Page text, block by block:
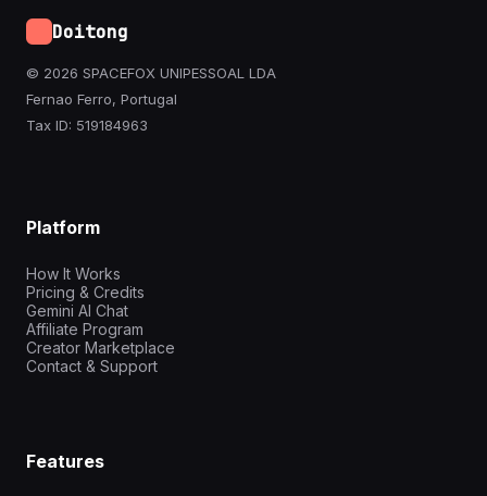
Doitong
© 2026 SPACEFOX UNIPESSOAL LDA
Fernao Ferro, Portugal
Tax ID: 519184963
Platform
How It Works
Pricing & Credits
Gemini AI Chat
Affiliate Program
Creator Marketplace
Contact & Support
Features